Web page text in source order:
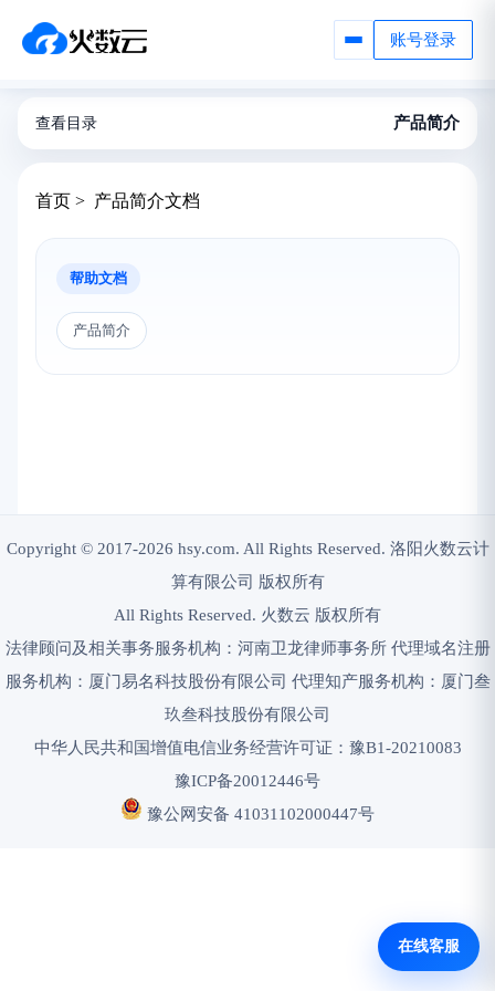
账号登录
查看目录 产品简介
首页 > 产品简介文档
帮助文档
产品简介
在线客服
Copyright © 2017-2026 hsy.com. All Rights Reserved. 洛阳火数云计
算有限公司 版权所有
All Rights Reserved. 火数云 版权所有
法律顾问及相关事务服务机构：河南卫龙律师事务所 代理域名注册
服务机构：厦门易名科技股份有限公司 代理知产服务机构：厦门叁
玖叁科技股份有限公司
中华人民共和国增值电信业务经营许可证：豫B1-20210083
豫ICP备20012446号
豫公网安备 41031102000447号